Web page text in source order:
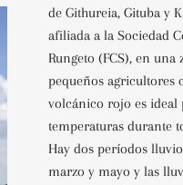
de Githureia, Gituba y
afiliada a la Sociedad
Rungeto (FCS), en
pequeños agricultores
volcánico rojo es ideal
temperaturas durante
Hay dos períodos
marzo y mayo y las